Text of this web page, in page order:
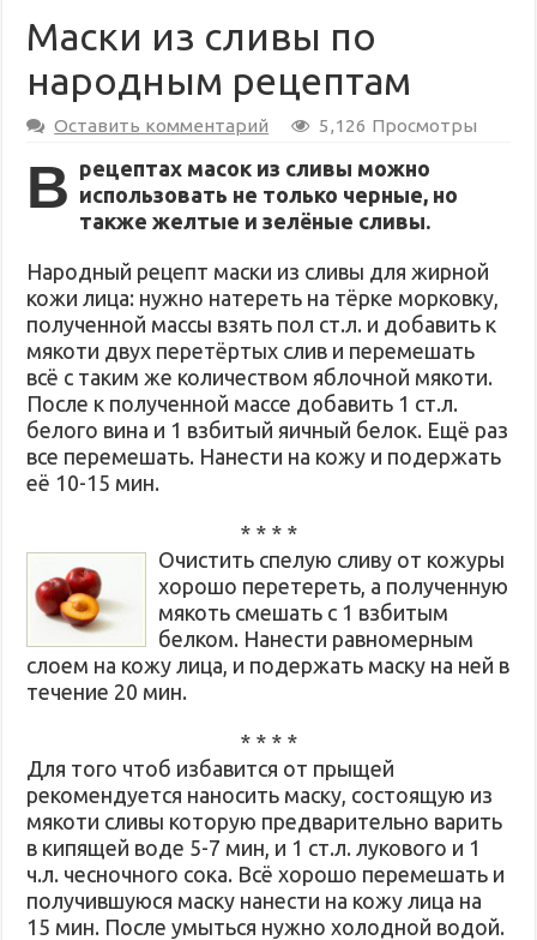
Маски из сливы по
народным рецептам
Оставить комментарий 5,126 Просмотры
В рецептах масок из сливы можно
использовать не только черные, но
также желтые и зелёные сливы.
Народный рецепт маски из сливы для жирной
кожи лица: нужно натереть на тёрке морковку,
полученной массы взять пол ст.л. и добавить к
мякоти двух перетёртых слив и перемешать
всё с таким же количеством яблочной мякоти.
После к полученной массе добавить 1 ст.л.
белого вина и 1 взбитый яичный белок. Ещё раз
все перемешать. Нанести на кожу и подержать
её 10-15 мин.
* * * *
Очистить спелую сливу от кожуры
хорошо перетереть, а полученную
мякоть смешать с 1 взбитым
белком. Нанести равномерным
слоем на кожу лица, и подержать маску на ней в
течение 20 мин.
* * * *
Для того чтоб избавится от прыщей
рекомендуется наносить маску, состоящую из
мякоти сливы которую предварительно варить
в кипящей воде 5-7 мин, и 1 ст.л. лукового и 1
ч.л. чесночного сока. Всё хорошо перемешать и
получившуюся маску нанести на кожу лица на
15 мин. После умыться нужно холодной водой.